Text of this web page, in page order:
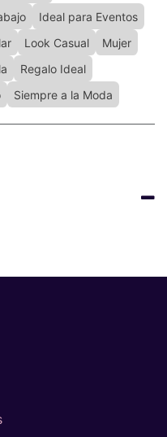
Ideal para Eventos
Look Casual
Mujer
Regalo Ideal
Siempre a la Moda